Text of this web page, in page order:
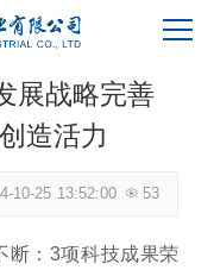
展战略完善
造活力
10-25 13:52:00 53
断：3项科技成果荣